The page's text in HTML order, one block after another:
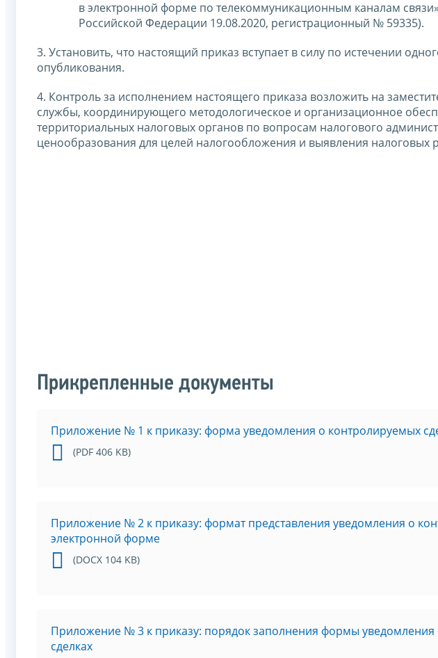
в электронной форме по телекоммуникационным каналам
Российской Федерации 19.08.2020, регистрационный № 59335).
3. Установить, что настоящий приказ вступает в силу по истечении
опубликования.
4. Контроль за исполнением настоящего приказа возложить на
службы, координирующего методологическое и организационное
территориальных налоговых органов по вопросам налогового
ценообразования для целей налогообложения и выявления налоговых
Прикрепленные документы
Приложение № 1 к приказу: форма уведомления о контролируемых
(PDF 406 KB)
Приложение № 2 к приказу: формат представления уведомления о
электронной форме
(DOCX 104 KB)
Приложение № 3 к приказу: порядок заполнения формы
сделках